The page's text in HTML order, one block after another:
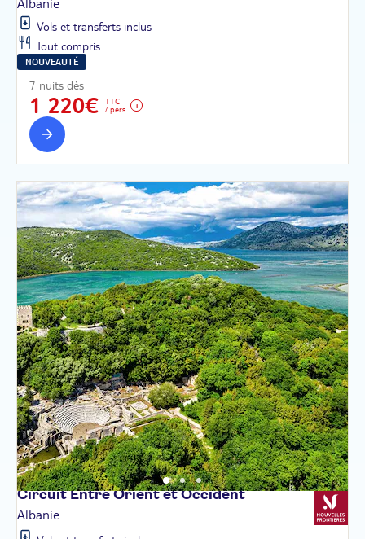
Vols et transferts inclus
Tout compris
NOUVEAUTÉ
7 nuits dès
1 220€
TTC
/ pers.
Circuit Entre Orient etOccident
Albanie